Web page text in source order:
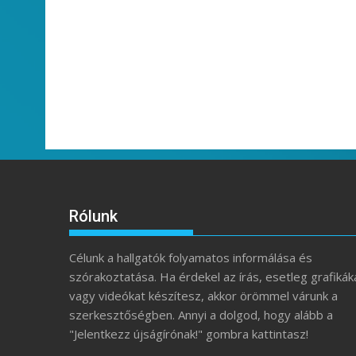
Rólunk
Célunk a hallgatók folyamatos informálása és
szórakoztatása. Ha érdekel az írás, esetleg
vagy videókat készítesz, akkor örömmel várunk a
szerkesztőségben. Annyi a dolgod, hogy alább a
"Jelentkezz újságírónak!" gombra kattintasz!